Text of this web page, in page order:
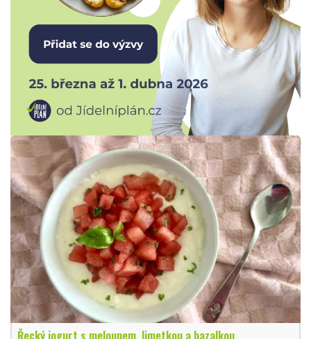
Řecký jogurt s melounem, limetkou a bazalkou